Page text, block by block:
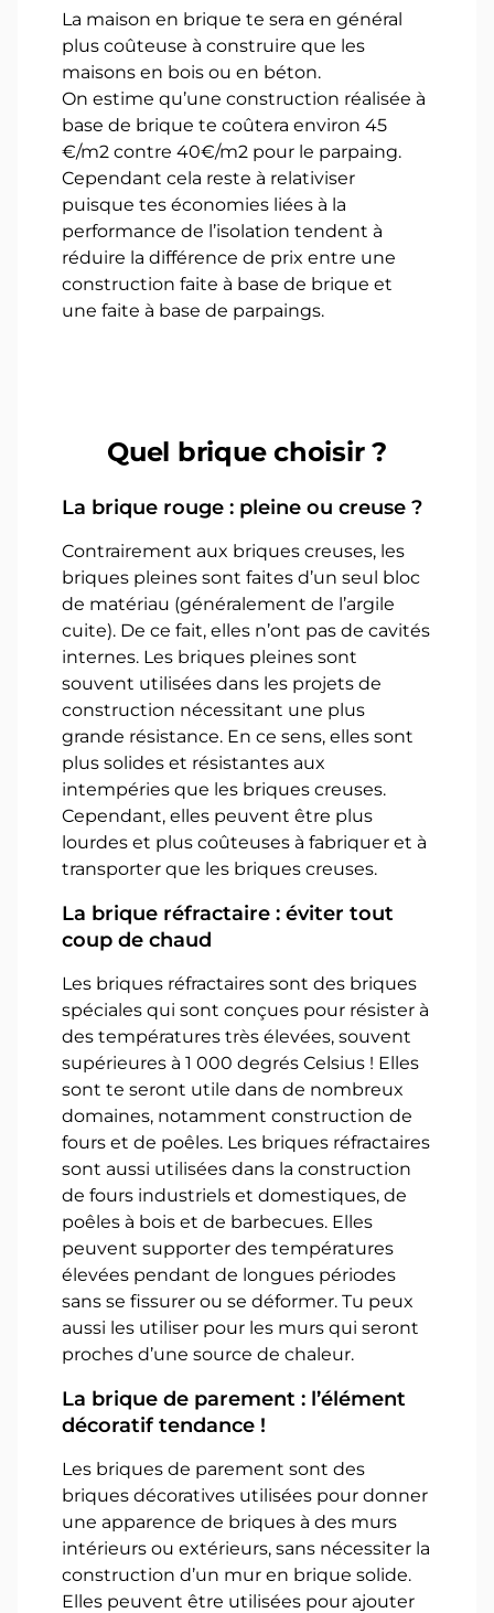
La maison en brique te sera en général
plus coûteuse à construire que les
maisons en bois ou en béton.
On estime qu’une construction réalisée à
base de brique te coûtera environ 45
€/m2 contre 40€/m2 pour le parpaing.
Cependant cela reste à relativiser
puisque tes économies liées à la
performance de l’isolation tendent à
réduire la différence de prix entre une
construction faite à base de brique et
une faite à base de parpaings.
Quel brique choisir ?
La brique rouge : pleine ou creuse ?
Contrairement aux briques creuses, les
briques pleines sont faites d’un seul bloc
de matériau (généralement de l’argile
cuite). De ce fait, elles n’ont pas de cavités
internes. Les briques pleines sont
souvent utilisées dans les projets de
construction nécessitant une plus
grande résistance. En ce sens, elles sont
plus solides et résistantes aux
intempéries que les briques creuses.
Cependant, elles peuvent être plus
lourdes et plus coûteuses à fabriquer et à
transporter que les briques creuses.
La brique réfractaire : éviter tout
coup de chaud
Les briques réfractaires sont des briques
spéciales qui sont conçues pour résister à
des températures très élevées, souvent
supérieures à 1 000 degrés Celsius ! Elles
sont te seront utile dans de nombreux
domaines, notamment construction de
fours et de poêles. Les briques réfractaires
sont aussi utilisées dans la construction
de fours industriels et domestiques, de
poêles à bois et de barbecues. Elles
peuvent supporter des températures
élevées pendant de longues périodes
sans se fissurer ou se déformer. Tu peux
aussi les utiliser pour les murs qui seront
proches d’une source de chaleur.
La brique de parement : l’élément
décoratif tendance !
Les briques de parement sont des
briques décoratives utilisées pour donner
une apparence de briques à des murs
intérieurs ou extérieurs, sans nécessiter la
construction d’un mur en brique solide.
Elles peuvent être utilisées pour ajouter